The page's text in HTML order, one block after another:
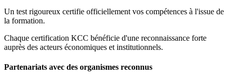
Un test rigoureux certifie officiellement vos compétences à l'issue de
la formation.
Chaque certification KCC bénéficie d'une reconnaissance forte
auprès des acteurs économiques et institutionnels.
Partenariats avec des organismes reconnus